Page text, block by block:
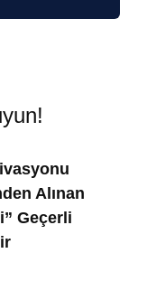
Alınan
Geçerli